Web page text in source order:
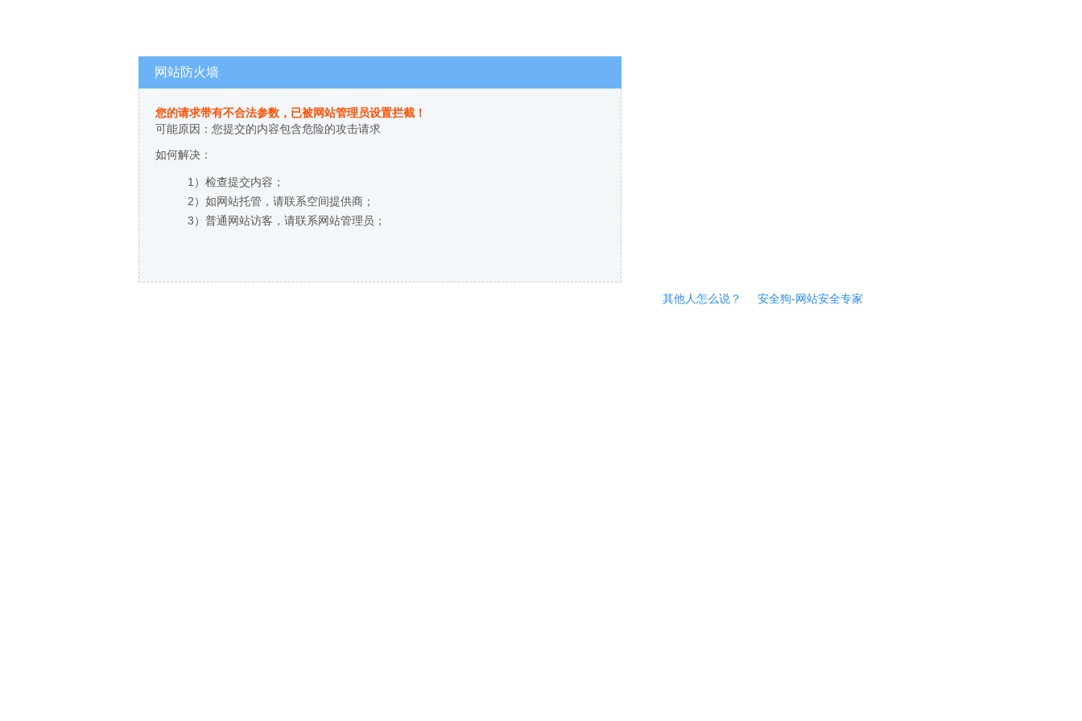
网站防火墙
您的请求带有不合法参数，已被网站管理员设置拦截！
可能原因：您提交的内容包含危险的攻击请求
如何解决：
1）检查提交内容；
2）如网站托管，请联系空间提供商；
3）普通网站访客，请联系网站管理员；
其他人怎么说？ 安全狗-网站安全专家